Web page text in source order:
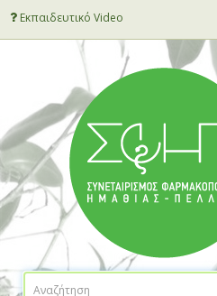
Εκπαιδευτικό Video